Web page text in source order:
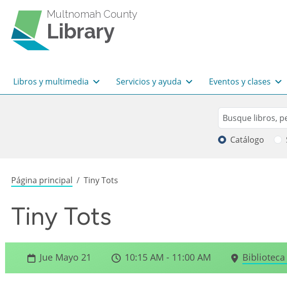
Multnomah County
Library
Navegación principal
Libros y multimedia Servicios y ayuda Eventos y clases
Search
Buscar
Catálogo
Sobrescribir enlaces de ayuda
Página principal Tiny Tots
Tiny Tots
Jue Mayo 21 10:15 AM - 11:00 AM